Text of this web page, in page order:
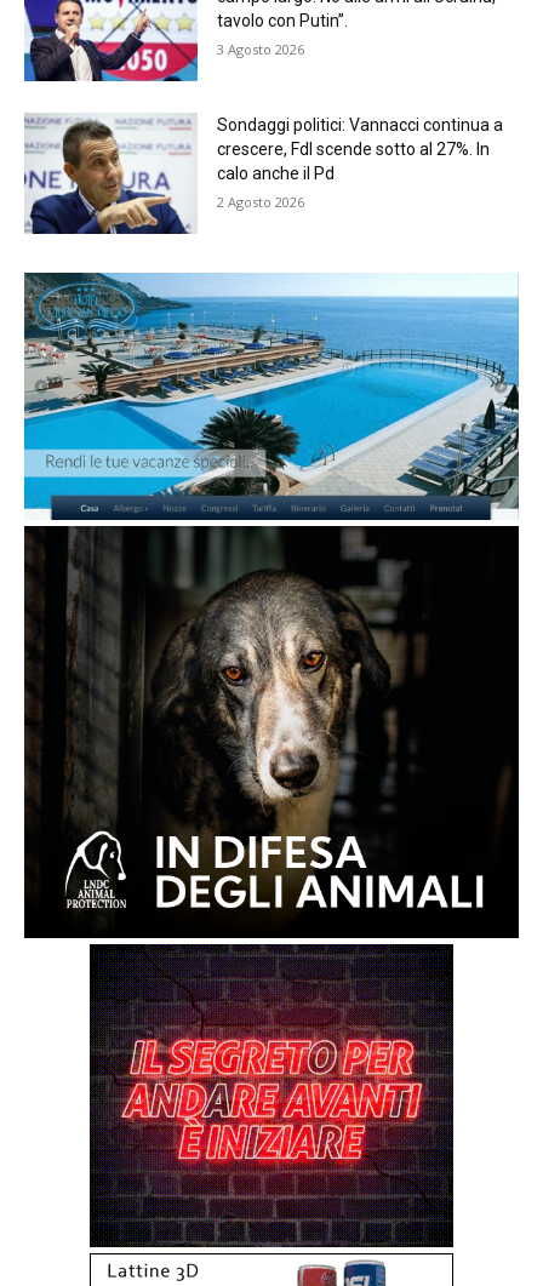
tavolo con Putin”.
3 Agosto 2026
Sondaggi politici: Vannacci continua a
crescere, FdI scende sotto al 27%. In
calo anche il Pd
2 Agosto 2026